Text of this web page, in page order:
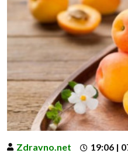
Zdravno.net 19:06 |